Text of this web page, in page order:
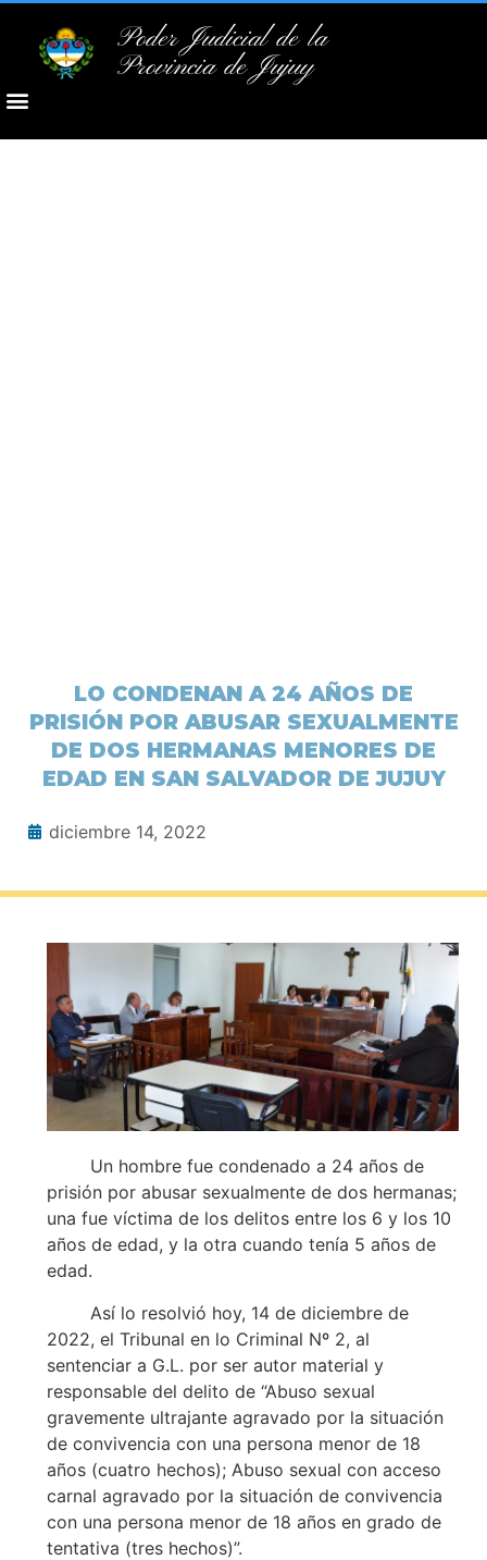
Poder Judicial de la
Provincia de Jujuy
LO CONDENAN A 24 AÑOS DE
PRISIÓN POR ABUSAR SEXUALMENTE
DE DOS HERMANAS MENORES DE
EDAD EN SAN SALVADOR DE JUJUY
diciembre 14, 2022
Un hombre fue condenado a 24 años de
prisión por abusar sexualmente de dos hermanas;
una fue víctima de los delitos entre los 6 y los 10
años de edad, y la otra cuando tenía 5 años de
edad.
Así lo resolvió hoy, 14 de diciembre de
2022, el Tribunal en lo Criminal Nº 2, al
sentenciar a G.L. por ser autor material y
responsable del delito de “Abuso sexual
gravemente ultrajante agravado por la situación
de convivencia con una persona menor de 18
años (cuatro hechos); Abuso sexual con acceso
carnal agravado por la situación de convivencia
con una persona menor de 18 años en grado de
tentativa (tres hechos)”.